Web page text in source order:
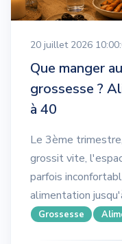
20 juillet 2026
Que manger
grossesse ?
à 40
Le 3ème
grossit vite,
parfois
alimentation
Grossesse